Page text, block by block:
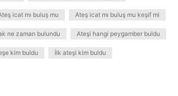
icat mı buluş mu Ateş icat mı buluş mu keşif mi
ne zaman bulundu Ateşi hangi peygamber buldu
kim buldu İlk ateşi kim buldu